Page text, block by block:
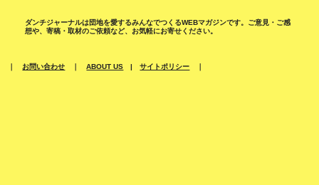
｜お問い合わせ ｜ABOUT US |サイトポリシー
ダンチジャーナルは団地を愛するみんなでつくるWEBマガジンです。ご意見・ご感
想や、寄稿・取材のご依頼など、お気軽にお寄せください。